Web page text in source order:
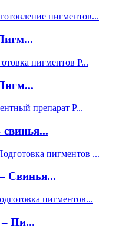
Свинья...
Пи...